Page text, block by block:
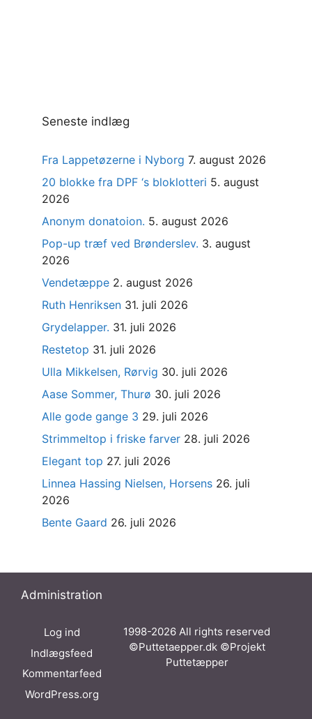
Seneste indlæg
Fra Lappetøzerne i Nyborg 7. august 2026
20 blokke fra DPF ‘s bloklotteri 5. august
2026
Anonym donatoion. 5. august 2026
Pop-up træf ved Brønderslev. 3. august
2026
Vendetæppe 2. august 2026
Ruth Henriksen 31. juli 2026
Grydelapper. 31. juli 2026
Restetop 31. juli 2026
Ulla Mikkelsen, Rørvig 30. juli 2026
Aase Sommer, Thurø 30. juli 2026
Alle gode gange 3 29. juli 2026
Strimmeltop i friske farver 28. juli 2026
Elegant top 27. juli 2026
Linnea Hassing Nielsen, Horsens 26. juli
2026
Bente Gaard 26. juli 2026
Administration
Log ind
Indlægsfeed
Kommentarfeed
WordPress.org
1998-2026 All rights reserved
©Puttetaepper.dk ©Projekt
Puttetæpper